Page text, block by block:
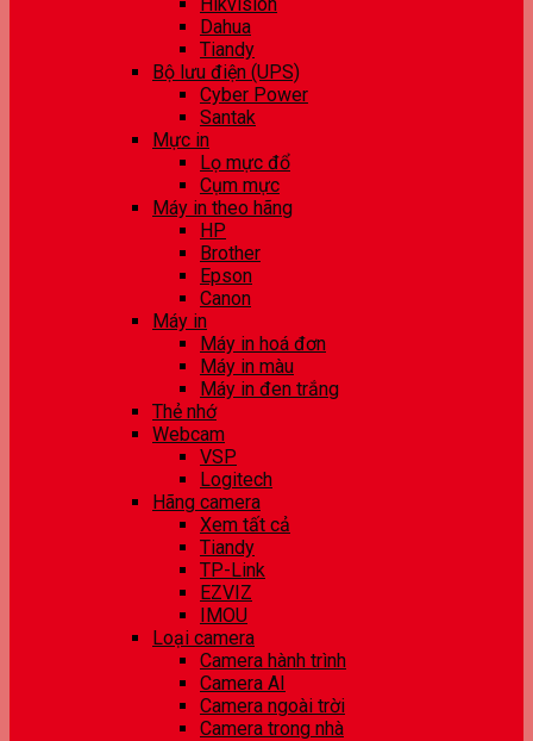
Dahua
Tiandy
Bộ lưu điện (UPS)
Cyber Power
Santak
Mực in
Lọ mực đổ
Cụm mực
Máy in theo hãng
HP
Brother
Epson
Canon
Máy in
Máy in hoá đơn
Máy in màu
Máy in đen trắng
Thẻ nhớ
Webcam
VSP
Logitech
Hãng camera
Xem tất cả
Tiandy
TP-Link
EZVIZ
IMOU
Loại camera
Camera hành trình
Camera AI
Camera ngoài trời
Camera trong nhà